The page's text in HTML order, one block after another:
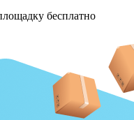
бесплатно